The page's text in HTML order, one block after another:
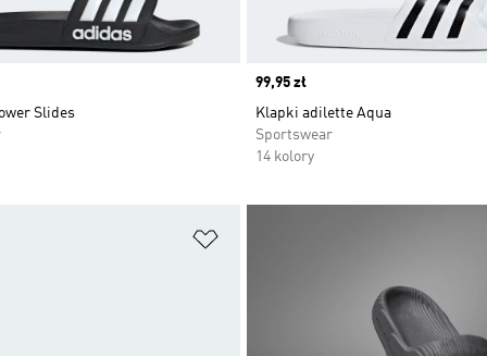
Slides
Price
99,95 zł
Klapki adilette Aqua
Sportswear
14 kolory